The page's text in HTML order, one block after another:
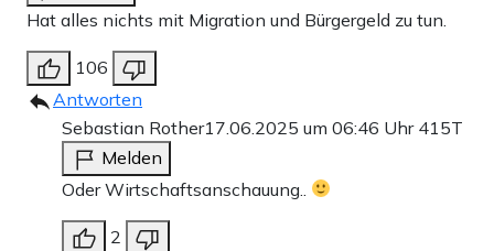
Hat alles nichts mit Migration und Bürgergeld zu tun.
106
Antworten
Sebastian Rother17.06.2025 um 06:46 Uhr 415T
Melden
Oder Wirtschaftsanschauung..
2